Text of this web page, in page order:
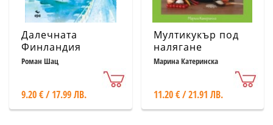
Далечната
Финландия
отблизо
Роман Шац
9.20 € / 17.99 ЛВ.
Мултикукър под
налягане
Марина Катеринска
11.20 € / 21.91 ЛВ.